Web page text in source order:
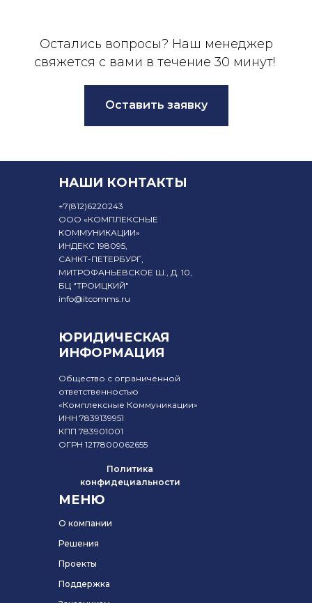
Остались вопросы? Наш менеджер
свяжется с вами в течение 30 минут!
Оставить заявку
НАШИ КОНТАКТЫ
МЕНЮ
ЮРИДИЧЕСКАЯ
ИНФОРМАЦИЯ
+7(812)6220243
ООО «КОМПЛЕКСНЫЕ
КОММУНИКАЦИИ»
ИНДЕКС 198095,
САНКТ-ПЕТЕРБУРГ,
МИТРОФАНЬЕВСКОЕ Ш., Д. 10,
БЦ "ТРОИЦКИЙ"
info@itcomms.ru
Общество с ограниченной
ответственностью
«Комплексные Коммуникации»
ИНН 7839139951
КПП 783901001
ОГРН 1217800062655
О компании
Решения
Проекты
Поддержка
Политика
конфидециальности